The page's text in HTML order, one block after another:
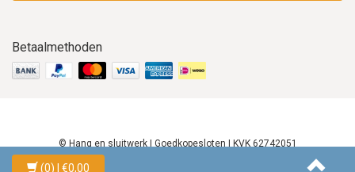
Betaalmethoden
© Hang en sluitwerk | Goedkopesloten | KVK 62742051
(0) | €0,00